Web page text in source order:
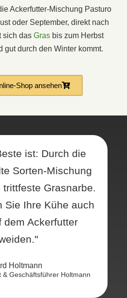
Ackerfutter-Mischung Pasturo
oder September, direkt nach
sich das Gras bis zum Herbst
gut durch den Winter kommt.
Shop ansehen
ist: Durch die
Sorten-Mischung
Grasnarbe.
Sie Ihre Kühe auch
dem Ackerfutter
Holtmann
& Geschäftsführer Holtmann